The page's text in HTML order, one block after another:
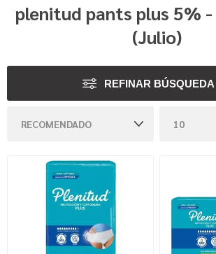
plenitud pants plus 5% -
(Julio)
REFINAR BÚSQUEDA